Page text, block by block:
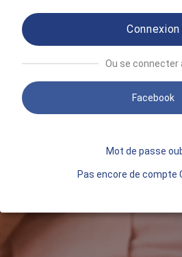
Connexion
Ou se connecter
Facebook
Mot de passe
Pas encore de compte